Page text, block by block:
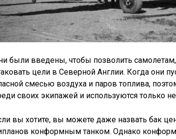
были введены, чтобы позволить
цели в Северной Англии. Когда они
смесью воздуха и паров топлива,
своих экипажей и используются только
вы хотите, вы можете даже назвать бак
конформным танком. Однако